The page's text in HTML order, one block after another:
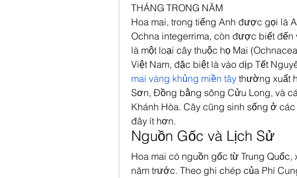
THÁNG TRONG NĂM
Hoa mai, trong tiếng Anh được gọi là
Ochna integerrima, còn được biết
là một loại cây thuộc họ Mai
mai vàng khủng miền tây thường xuất
Sơn, Đồng bằng sông Cửu Long, và
Khánh Hòa. Cây cũng sinh sống ở
đây ít hơn.
Nguồn Gốc và Lịch Sử
Hoa mai có nguồn gốc từ Trung
năm trước. Theo ghi chép của Phí